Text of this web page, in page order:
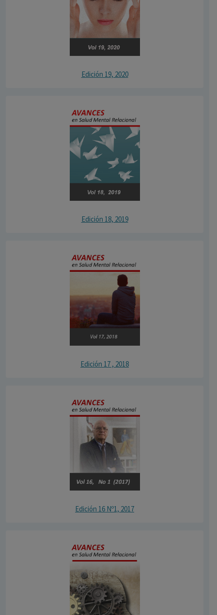
Edición 19, 2020
Edición 18, 2019
Edición 17 , 2018
Edición 16 Nº1, 2017